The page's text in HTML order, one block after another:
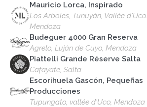
Mauricio Lorca, Inspirado
Los Arboles, Tunuyán, Vallée d'Uco.
Mendoza
Budeguer 4000 Gran Reserva
Agrelo, Luján de Cuyo, Mendoza
Piattelli Grande Réserve Salta
Cafayate, Salta
Escorihuela Gascón, Pequeñas
Producciones
Tupungato, vallée d'Uco, Mendoza